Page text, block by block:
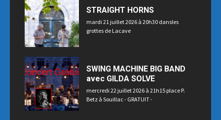
STRAIGHT HORNS
mardi 21 juillet 2026 à 20h30 dansles
grottes de Lacave
SWING MACHINE BIG BAND
avec GILDA SOLVE
mercredi 22 juillet 2026 à 21h15 place P.
Betz à Souillac - GRATUIT -